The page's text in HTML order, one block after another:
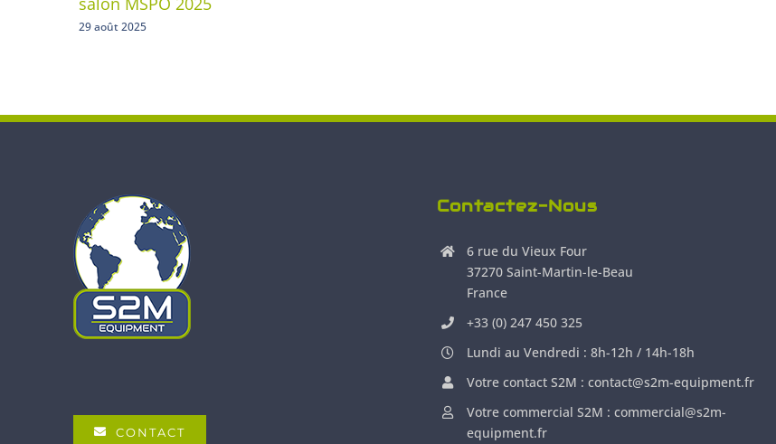
29 août 2025
CONTACT
Contactez-Nous
6 rue du Vieux Four
37270 Saint-Martin-le-Beau
France
+33 (0) 247 450 325
Lundi au Vendredi : 8h-12h / 14h-18h
Votre contact S2M : contact@s2m-equipment.fr
Votre commercial S2M : commercial@s2m-
equipment.fr